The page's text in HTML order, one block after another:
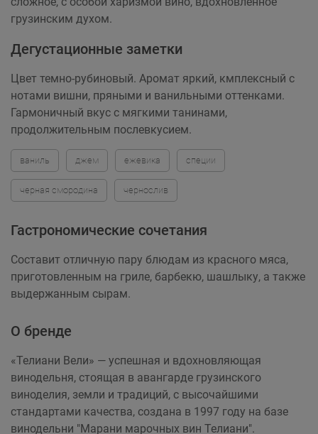
грузинским духом.
Дегустационные заметки
Цвет темно-рубиновый. Аромат яркий, кмплексный с
нотами вишни, пряными и ванильными оттенками.
Гармоничный вкус с мягкими танинами,
продолжительным послевкусием.
ваниль джем ежевика специи
черная смородина чернослив
Гастрономические сочетания
Составит отличную пару блюдам из красного мяса,
приготовленным на гриле, барбекю, шашлыку, а также
выдержанным сырам.
О бренде
«Телиани Вели» — успешная и вдохновляющая
винодельня, стоящая в авангарде грузинского
виноделия, земли и традиций, с высочайшими
стандартами качества, создана в 1997 году на базе
винодельни "Марани марочных вин Телиани".